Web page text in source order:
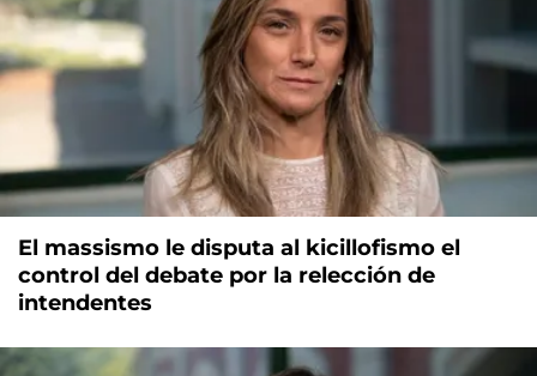
El massismo le disputa al kicillofismo el
control del debate por la relección de
intendentes